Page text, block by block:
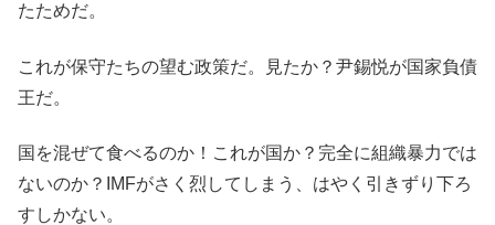
たためだ。
これが保守たちの望む政策だ。見たか？尹錫悦が国家負債
王だ。
国を混ぜて食べるのか！これが国か？完全に組織暴力では
ないのか？IMFがさく烈してしまう、はやく引きずり下ろ
すしかない。